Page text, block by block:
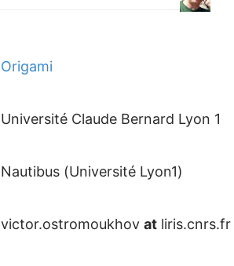
Origami
Université Claude Bernard Lyon 1
Nautibus (Université Lyon1)
victor.ostromoukhov at liris.cnrs.fr